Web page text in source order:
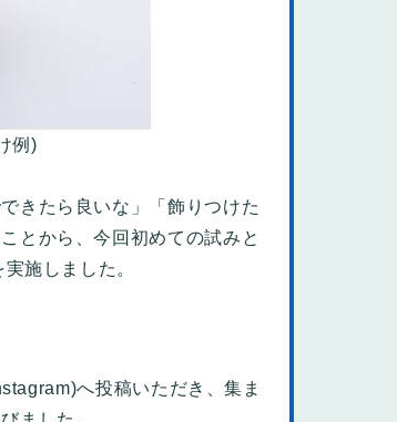
例)
きたら良いな」「飾りつけた
とから、今回初めての試みと
施しました。
へ投稿いただき、集ま